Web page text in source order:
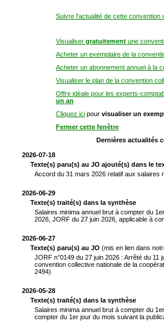
Suivre l'actualité de cette convention
Visualiser gratuitement une
Acheter un exemplaire de la
Acheter un abonnement annuel à la
Visualiser le plan de la convention
Offre idéale pour les experts-
un an
Cliquez ici pour visualiser un
Fermer cette fenêtre
Dernières actualités
2026-07-18
Texte(s) paru(s) au JO ajouté(s) dans le
Accord du 31 mars 2026 relatif aux salaires
2026-06-29
Texte(s) traité(s) dans la synthèse
Salaires minima annuel brut à compter du
2026, JORF du 27 juin 2026, applicable à
2026-06-27
Texte(s) paru(s) au JO (mis en lien dans
JORF n°0149 du 27 juin 2026 : Arrêté du
convention collective nationale de la
2494)
2026-05-28
Texte(s) traité(s) dans la synthèse
Salaires minima annuel brut à compter du
compter du 1er jour du mois suivant la